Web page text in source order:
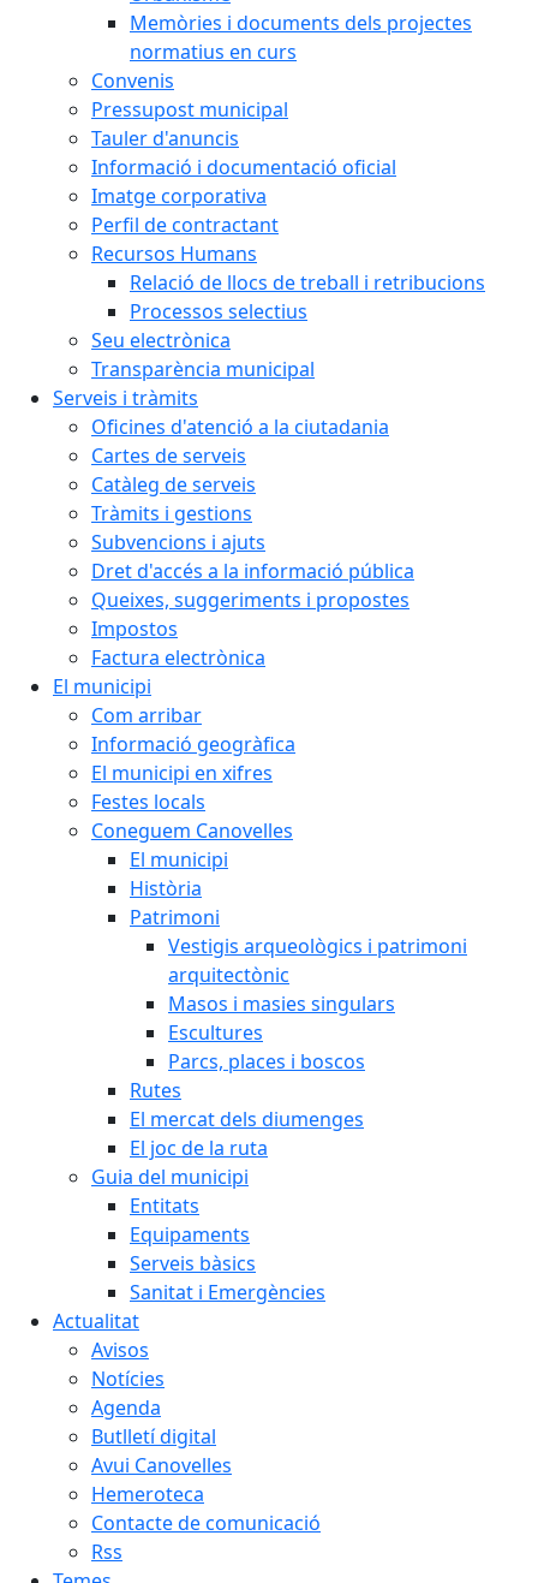
Memòries i documents dels projectes
normatius en curs
Convenis
Pressupost municipal
Tauler d'anuncis
Informació i documentació oficial
Imatge corporativa
Perfil de contractant
Recursos Humans
Relació de llocs de treball i retribucions
Processos selectius
Seu electrònica
Transparència municipal
Serveis i tràmits
Oficines d'atenció a la ciutadania
Cartes de serveis
Catàleg de serveis
Tràmits i gestions
Subvencions i ajuts
Dret d'accés a la informació pública
Queixes, suggeriments i propostes
Impostos
Factura electrònica
El municipi
Com arribar
Informació geogràfica
El municipi en xifres
Festes locals
Coneguem Canovelles
El municipi
Història
Patrimoni
Vestigis arqueològics i patrimoni
arquitectònic
Masos i masies singulars
Escultures
Parcs, places i boscos
Rutes
El mercat dels diumenges
El joc de la ruta
Guia del municipi
Entitats
Equipaments
Serveis bàsics
Sanitat i Emergències
Actualitat
Avisos
Notícies
Agenda
Butlletí digital
Avui Canovelles
Hemeroteca
Contacte de comunicació
Rss